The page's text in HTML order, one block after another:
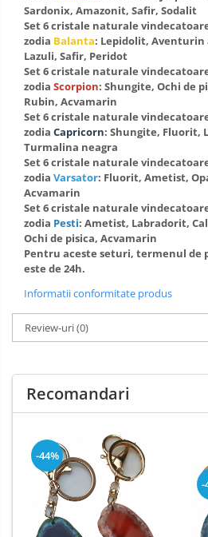
Sardonix, Amazonit, Safir, Sodalit
Set 6 cristale naturale
zodia Balanta: Lepidolit, Aventurin
Lazuli, Safir, Peridot
Set 6 cristale naturale
zodia Scorpion: Shungite, Ochi de
Rubin, Acvamarin
Set 6 cristale naturale
zodia Capricorn: Shungite, Fluorit,
Turmalina neagra
Set 6 cristale naturale
zodia Varsator: Fluorit, Ametist,
Acvamarin
Set 6 cristale naturale
zodia Pesti: Ametist, Labradorit,
Ochi de pisica, Acvamarin
Pentru aceste seturi, termenul de
este de 24h.
Informatii conformitate produs
Review-uri(0)
Recomandari
-44%
-